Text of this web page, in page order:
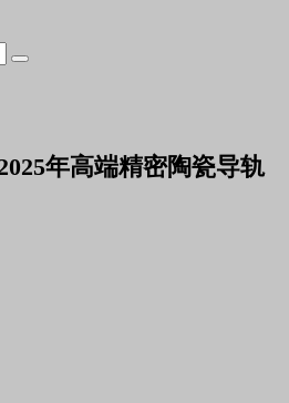
年高端精密陶瓷导轨